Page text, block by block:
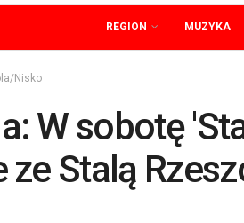
REGION MUZYKA
Nisko
W sobotę
ze Stalą